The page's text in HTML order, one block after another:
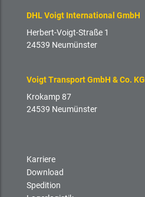
DHL Voigt International GmbH
Herbert-Voigt-Straße 1
24539 Neumünster
Voigt Transport GmbH & Co. KG
Krokamp 87
24539 Neumünster
Karriere
Download
Spedition